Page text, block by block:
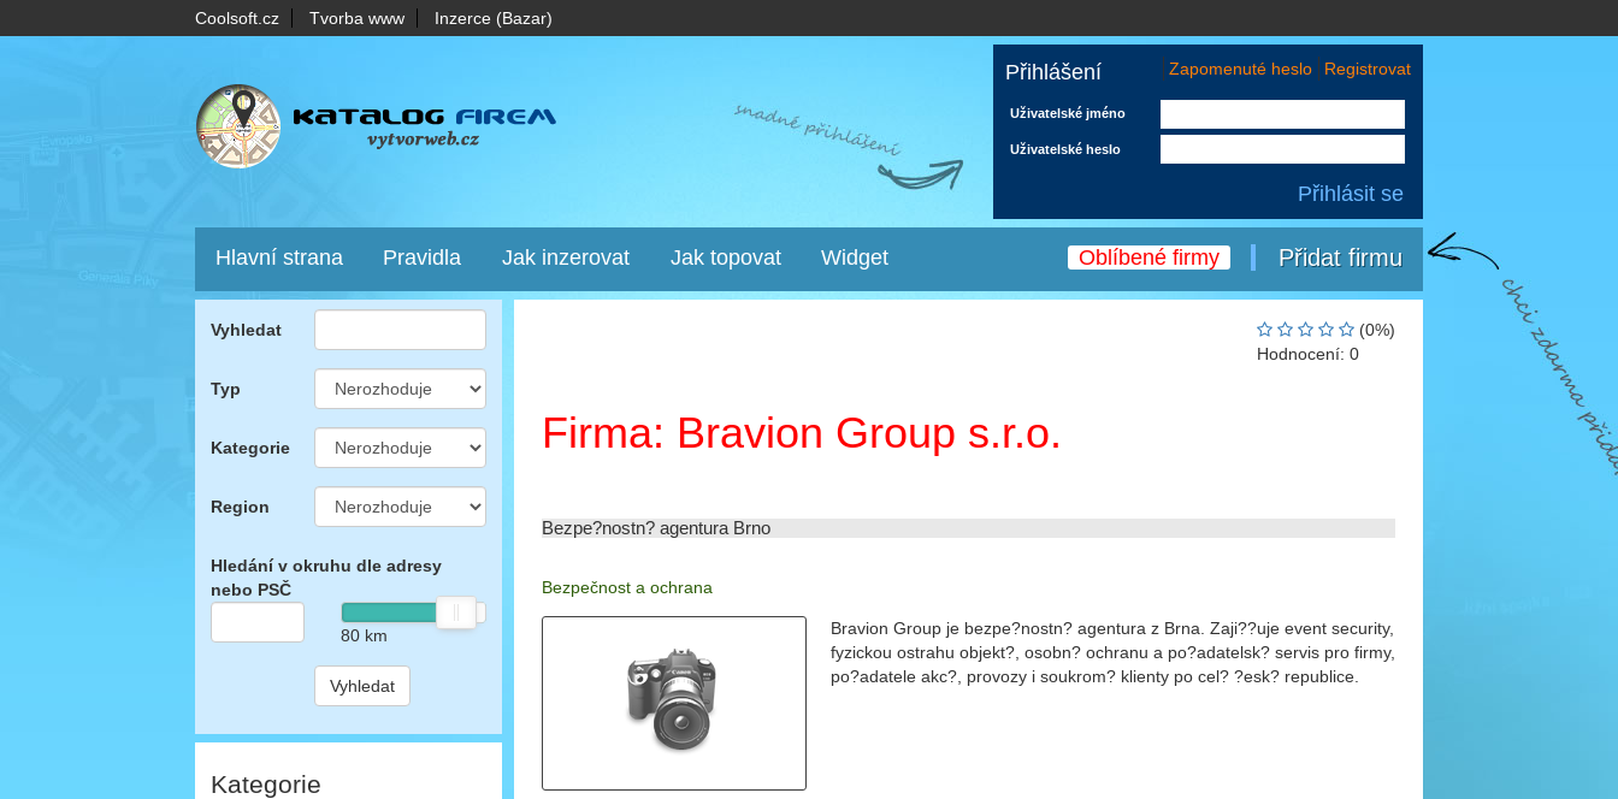
Coolsoft.cz Tvorba www Inzerce (Bazar)
Přihlášení Registrovat
Zapomenuté heslo
Uživatelské jméno
Uživatelské heslo
Přidat firmu
Hlavní strana Pravidla Jak inzerovat Jak topovat Widget Oblíbené firmy
Vyhledat
Typ
Kategorie
Region
Hledání v okruhu dle adresy
nebo PSČ
80km
Vyhledat
Kategorie
(0%)
Hodnocení:0
Firma: Bravion Group s.r.o.
Bezpe?nostn? agentura Brno
Bezpečnost a ochrana
Bravion Group je bezpe?nostn? agentura z Brna. Zaji??uje event security,
fyzickou ostrahu objekt?, osobn? ochranu a po?adatelsk? servis pro firmy,
po?adatele akc?, provozy i soukrom? klienty po cel? ?esk? republice.